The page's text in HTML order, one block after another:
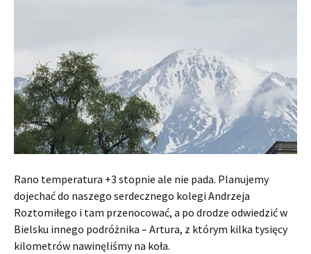
Rano temperatura +3 stopnie ale nie pada. Planujemy
dojechać do naszego serdecznego kolegi Andrzeja
Roztomiłego i tam przenocować, a po drodze odwiedzić w
Bielsku innego podróżnika – Artura, z którym kilka tysięcy
kilometrów nawinęliśmy na koła.